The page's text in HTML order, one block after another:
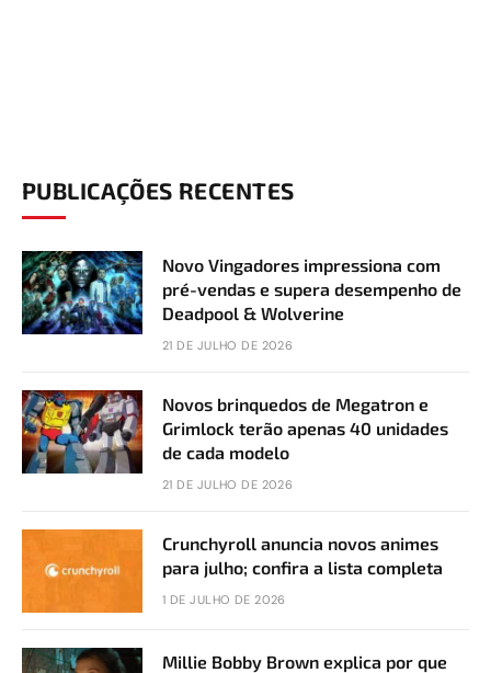
PUBLICAÇÕES RECENTES
Novo Vingadores impressiona com
pré-vendas e supera desempenho de
Deadpool & Wolverine
21 DE JULHO DE 2026
Novos brinquedos de Megatron e
Grimlock terão apenas 40 unidades
de cada modelo
21 DE JULHO DE 2026
Crunchyroll anuncia novos animes
para julho; confira a lista completa
1 DE JULHO DE 2026
Millie Bobby Brown explica por que